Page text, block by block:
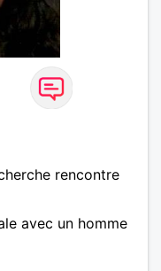
rencontre
avec un homme